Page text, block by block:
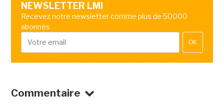
NEWSLETTER LMI
Recevez notre newsletter comme plus de 50000
abonnés
OK
Commentaire